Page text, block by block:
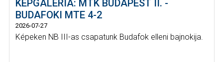
KÉPGALÉRIA: MTK BUDAPEST II. -
BUDAFOKI MTE 4-2
2026-07-27
Képeken NB III-as csapatunk Budafok elleni bajnokija.